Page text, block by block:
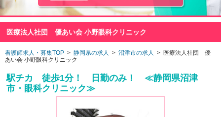
医療法人社団 優あい会 小野眼科クリニック
看護師求人・募集TOP > 静岡県の求人 > 沼津市の求人 > 医療法人社団 優
あい会 小野眼科クリニック
駅チカ 徒歩1分！ 日勤のみ！ ≪静岡県沼津
市・眼科クリニック≫